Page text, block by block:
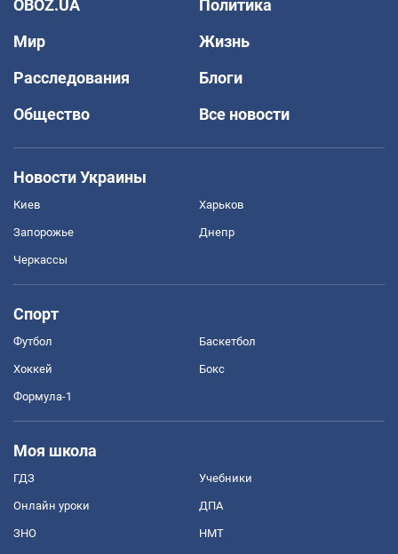
OBOZ.UA
Политика
Мир
Жизнь
Расследования
Блоги
Общество
Все новости
Новости Украины
Киев Харьков
Запорожье Днепр
Черкассы
Спорт
Футбол Баскетбол
Хоккей Бокс
Формула-1
Моя школа
ГДЗ Учебники
Онлайн уроки ДПА
ЗНО НМТ